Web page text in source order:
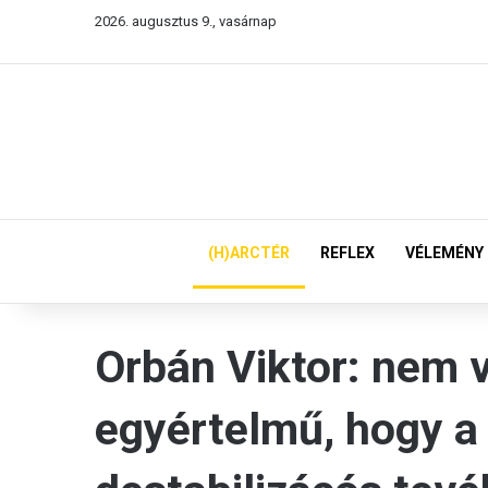
2026. augusztus 9., vasárnap
(H)ARCTÉR REFLEX VÉLEMÉNY
Orbán Viktor: nem
egyértelmű, hogy